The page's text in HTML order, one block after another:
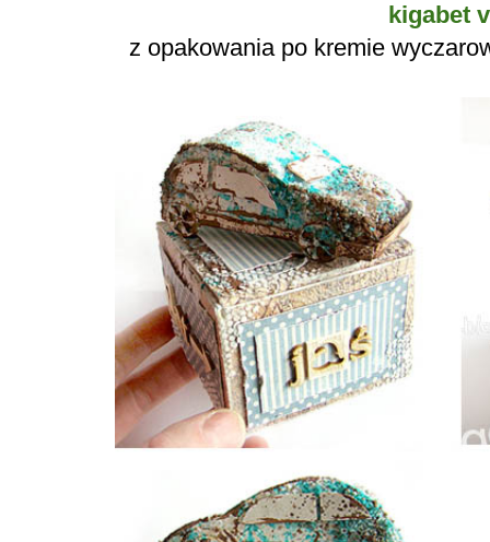
kigabet
z opakowania po kremie